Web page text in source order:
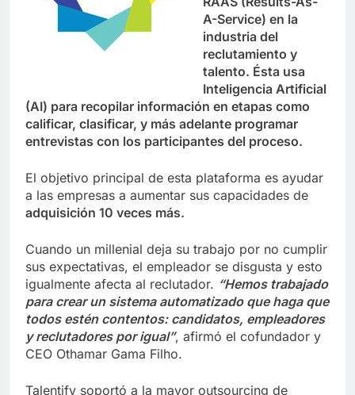
A-Service) en la
industria del
reclutamiento y
talento. Ésta usa
Inteligencia Artificial
(AI) para recopilar información en etapas como
calificar, clasificar, y más adelante programar
entrevistas con los participantes del proceso.
El objetivo principal de esta plataforma es ayudar
a las empresas a aumentar sus capacidades de
adquisición 10 veces más.
Cuando un millenial deja su trabajo por no cumplir
sus expectativas, el empleador se disgusta y esto
igualmente afecta al reclutador. “Hemos trabajado
para crear un sistema automatizado que haga que
todos estén contentos: candidatos, empleadores
y reclutadores por igual”, afirmó el cofundador y
CEO Othamar Gama Filho.
Talentify soportó a la mayor outsourcing de